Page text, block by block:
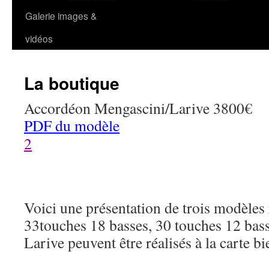
Galerie images &
vidéos
La boutique
Accordéon Mengascini/Larive 3800€
PDF du modèle
2
Voici une présentation de trois
33touches 18 basses, 30 touches 12
Larive peuvent être réalisés à la carte